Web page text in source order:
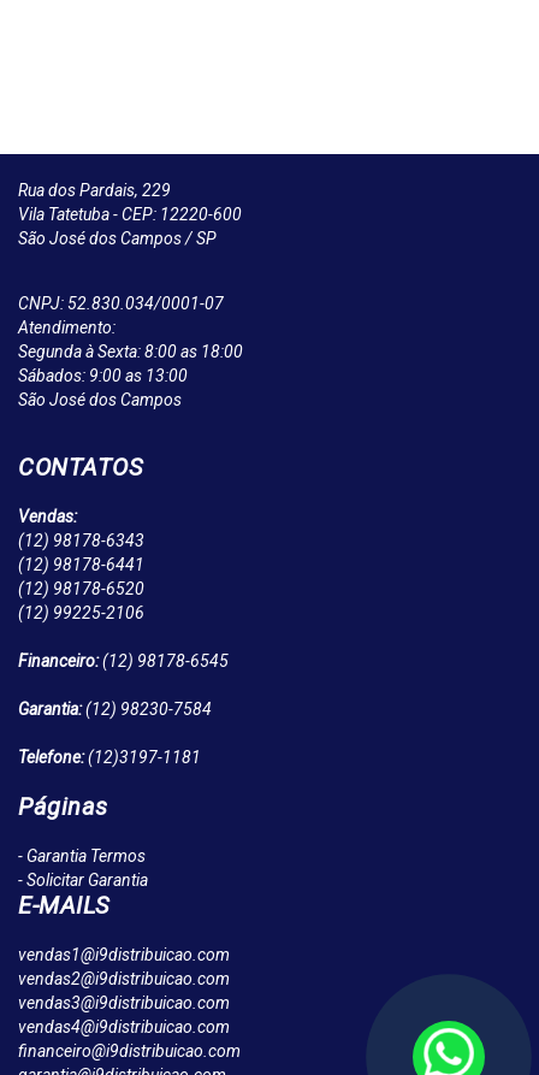
Rua dos Pardais, 229
Vila Tatetuba - CEP: 12220-600
São José dos Campos / SP
CNPJ: 52.830.034/0001-07
Atendimento:
Segunda à Sexta: 8:00 as 18:00
Sábados: 9:00 as 13:00
São José dos Campos
CONTATOS
Vendas:
(12) 98178-6343
(12) 98178-6441
(12) 98178-6520
(12) 99225-2106
Financeiro:(12) 98178-6545
Garantia:(12) 98230-7584
Telefone:(12)3197-1181
Páginas
- Garantia Termos
- Solicitar Garantia
E-MAILS
vendas1@i9distribuicao.com
vendas2@i9distribuicao.com
vendas3@i9distribuicao.com
vendas4@i9distribuicao.com
financeiro@i9distribuicao.com